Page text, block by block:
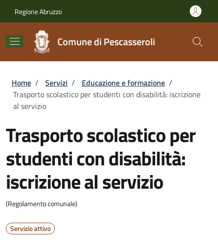
Regione Abruzzo
Comune di Pescasseroli
Briciole di pane
Home / Servizi / Educazione e formazione /
Trasporto scolastico per studenti con disabilità: iscrizione
al servizio
Trasporto scolastico per
studenti con disabilità:
iscrizione al servizio
(Regolamento comunale)
Servizio attivo